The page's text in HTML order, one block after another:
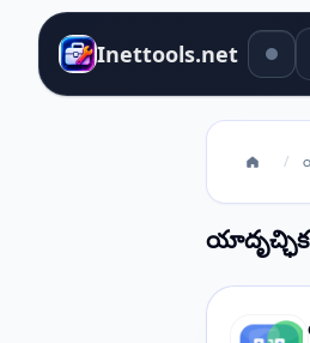
Inettools.net
/
యాదృచ్ఛిక